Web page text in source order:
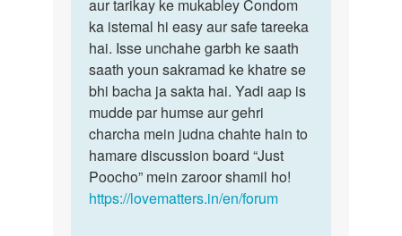
aur tarikay ke mukabley Condom
ka istemal hi easy aur safe tareeka
hai. Isse unchahe garbh ke saath
saath youn sakramad ke khatre se
bhi bacha ja sakta hai. Yadi aap is
mudde par humse aur gehri
charcha mein judna chahte hain to
hamare discussion board “Just
Poocho” mein zaroor shamil ho!
https://lovematters.in/en/forum